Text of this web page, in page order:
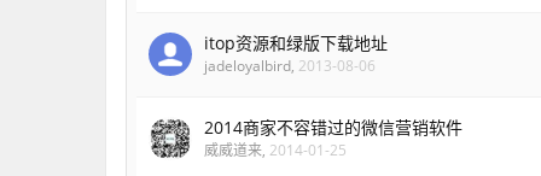
itop资源和绿版下载地址
jadeloyalbird, 2013-08-06
2014商家不容错过的微信营销软件
威威道来, 2014-01-25